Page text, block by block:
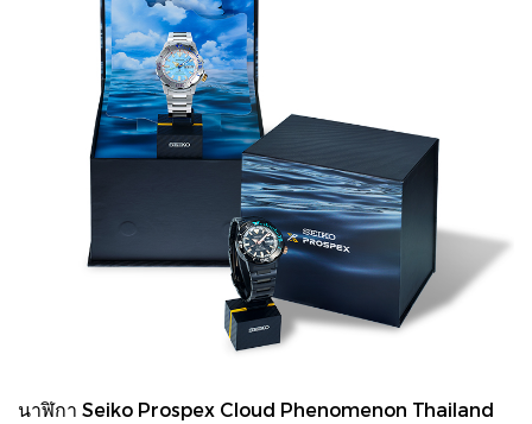
นาฬิกา Seiko Prospex Cloud Phenomenon Thailand